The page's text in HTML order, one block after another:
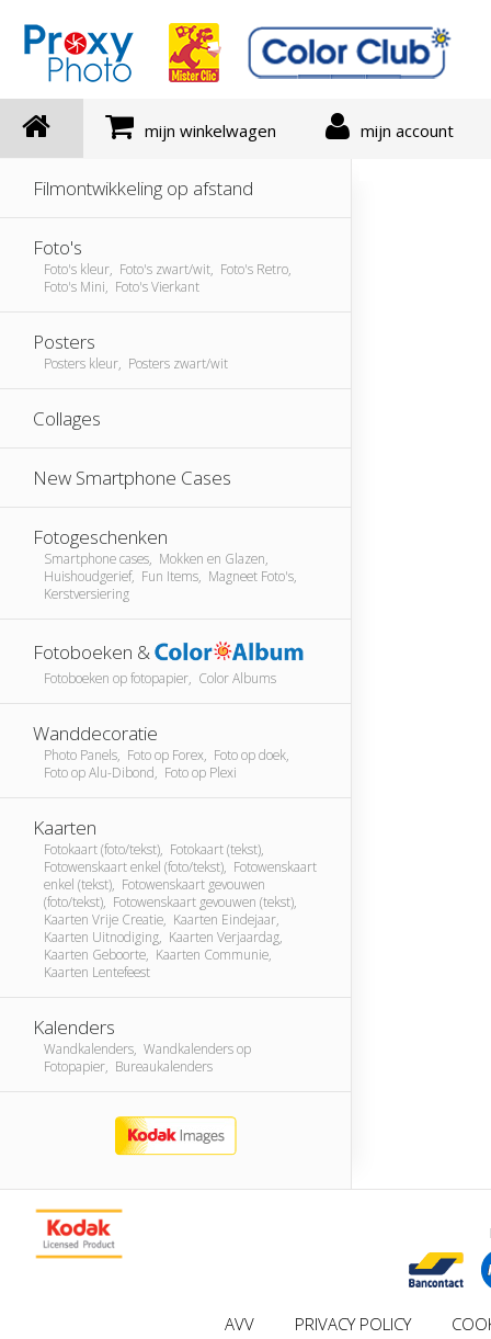
mijn winkelwagen mijn account
Filmontwikkeling op afstand
Foto's
Foto's kleur, Foto's zwart/wit, Foto's Retro,
Foto's Mini, Foto's Vierkant
Posters
Posters kleur, Posters zwart/wit
Collages
New Smartphone Cases
Fotogeschenken
Smartphone cases, Mokken en Glazen,
Huishoudgerief, Fun Items, Magneet Foto's,
Kerstversiering
Fotoboeken &
Fotoboeken op fotopapier, Color Albums
Wanddecoratie
Photo Panels, Foto op Forex, Foto op doek,
Foto op Alu-Dibond, Foto op Plexi
Kaarten
Fotokaart (foto/tekst), Fotokaart (tekst),
Fotowenskaart enkel (foto/tekst), Fotowenskaart
enkel (tekst), Fotowenskaart gevouwen
(foto/tekst), Fotowenskaart gevouwen (tekst),
Kaarten Vrije Creatie, Kaarten Eindejaar,
Kaarten Uitnodiging, Kaarten Verjaardag,
Kaarten Geboorte, Kaarten Communie,
Kaarten Lentefeest
Kalenders
Wandkalenders, Wandkalenders op
Fotopapier, Bureaukalenders
AVV PRIVACY POLICY